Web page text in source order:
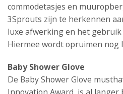
commodetasjes en
3Sprouts zijn te herkennen
luxe afwerking en het gebruik
Hiermee wordt opruimen nog
Baby Shower Glove
De Baby Shower Glove